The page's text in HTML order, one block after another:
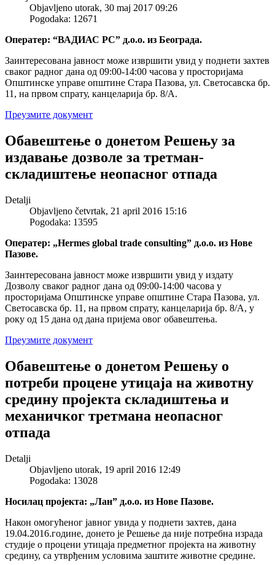
Objavljeno utorak, 30 maj 2017 09:26
Pogodaka: 12671
Оператер: “ВАДИАС РС” д.о.о. из Београда.
Заинтересована јавност може извршити увид у поднети захтев
сваког радног дана од 09:00-14:00 часова у просторијама
Општинске управе општине Стара Пазова, ул. Светосавска бр.
11, на првом спрату, канцеларија бр. 8/А.
Преузмите документ
Обавештење о донетом Решењу за
издавање дозволе за третман-
складиштење неопасног отпада
Detalji
Objavljeno četvrtak, 21 april 2016 15:16
Pogodaka: 13595
Оператер: „Hermes global trade consulting” д.о.о. из Нове
Пазове.
Заинтересована јавност може извршити увид у издату
Дозволу сваког радног дана од 09:00-14:00 часова у
просторијама Општинске управе општине Стара Пазова, ул.
Светосавска бр. 11, на првом спрату, канцеларија бр. 8/А, у
року од 15 дана од дана пријема овог обавештења.
Преузмите документ
Обавештење о донетом Решењу о
потреби процене утицаја на животну
средину пројекта складиштења и
механичког третмана неопасног
отпада
Detalji
Objavljeno utorak, 19 april 2016 12:49
Pogodaka: 13028
Носилац пројекта: „Лан” д.о.о. из Нове Пазове.
Након омогућеног јавног увида у поднети захтев, дана
19.04.2016.године, донето је Решење да није потребна израда
студије о процени утицаја предметног пројекта на животну
средину, са утврђеним условима заштите животне средине.